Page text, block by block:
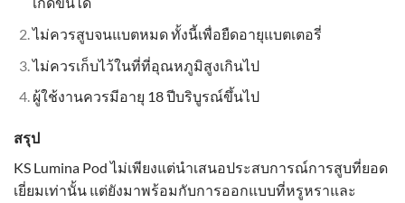
ไม่ควรสูบจนแบตหมด ทั้งนี้เพื่อยืดอายุแบตเตอรี่
ไม่ควรเก็บไว้ในที่ที่อุณหภูมิสูงเกินไป
ผู้ใช้งานควรมีอายุ 18 ปีบริบูรณ์ขึ้นไป
สรุป
KS Lumina Pod ไม่เพียงแต่นำเสนอประสบการณ์การสูบที่ยอด
เยี่ยมเท่านั้น แต่ยังมาพร้อมกับการออกแบบที่หรูหราและ